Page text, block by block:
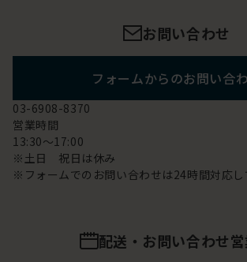
お問い合わせ
フォームからのお問い合
03-6908-8370
営業時間
13:30～17:00
※土日 祝日は休み
※フォームでのお問い合わせは24時間対応し
配送・お問い合わせ営